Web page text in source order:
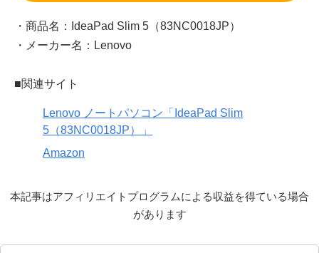
・商品名：IdeaPad Slim 5（83NC0018JP）
・メーカー名：Lenovo
■関連サイト
Lenovo ノートパソコン「IdeaPad Slim
5（83NC0018JP）」
Amazon
本記事はアフィリエイトプログラムによる収益を得ている場合
があります